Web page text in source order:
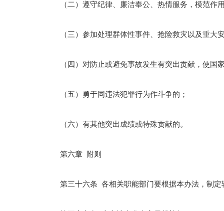
（二）遵守纪律、廉洁奉公、热情服务，模范作
（三）参加处理群体性事件、抢险救灾以及重大
（四）对防止或避免事故发生有突出贡献，使国
（五）勇于同违法犯罪行为作斗争的；
（六）有其他突出成绩或特殊贡献的。
第六章 附则
第三十六条 各相关职能部门要根据本办法，制定